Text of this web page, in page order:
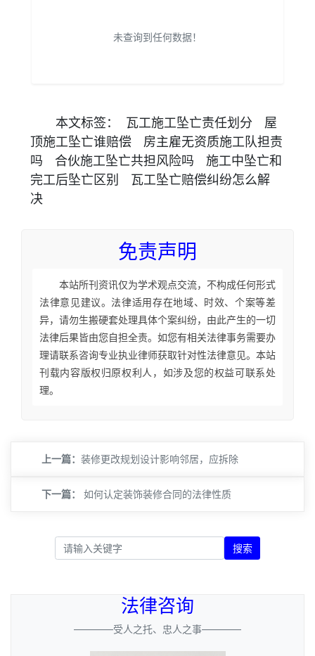
未查询到任何数据！
本文标签： 瓦工施工坠亡责任划分
屋
顶施工坠亡谁赔偿
房主雇无资质施工队担责
吗
合伙施工坠亡共担风险吗
施工中坠亡和
完工后坠亡区别
瓦工坠亡赔偿纠纷怎么解
决
免责声明
本站所刊资讯仅为学术观点交流，不构成任何形式
法律意见建议。法律适用存在地域、时效、个案等差
异，请勿生搬硬套处理具体个案纠纷，由此产生的一切
法律后果皆由您自担全责。如您有相关法律事务需要办
理请联系咨询专业执业律师获取针对性法律意见。本站
刊载内容版权归原权利人，如涉及您的权益可联系处
理。
上一篇： ​装修更改规划设计影响邻居，应拆除
下一篇： 如何认定装饰装修合同的法律性质
搜索
法律咨询
————受人之托、忠人之事————